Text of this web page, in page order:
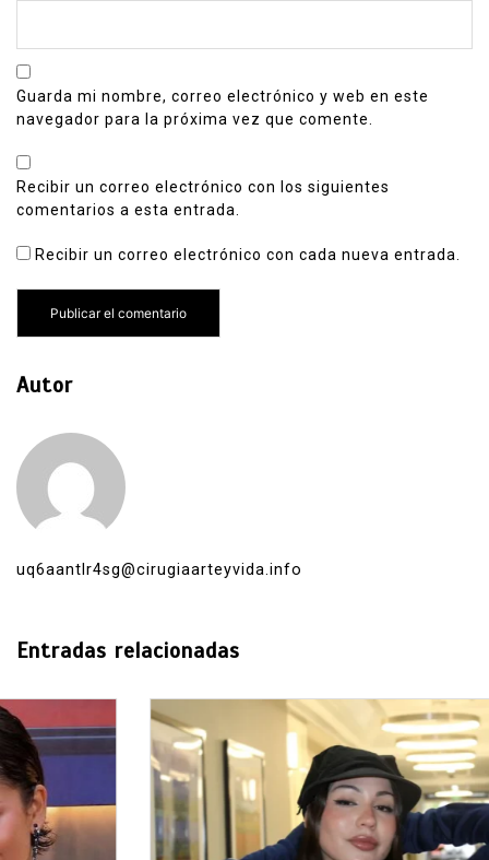
Guarda mi nombre, correo electrónico y web en este
navegador para la próxima vez que comente.
Recibir un correo electrónico con los siguientes
comentarios a esta entrada.
Recibir un correo electrónico con cada nueva entrada.
Autor
uq6aantlr4sg@cirugiaarteyvida.info
Entradas relacionadas